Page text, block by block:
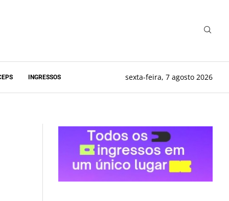
INGRESSOS sexta-feira, 7 agosto 2026